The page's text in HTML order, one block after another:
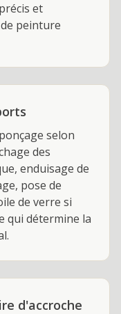
et
peinture
selon
des
enduisage de
pose de
de verre si
qui détermine la
d'accroche